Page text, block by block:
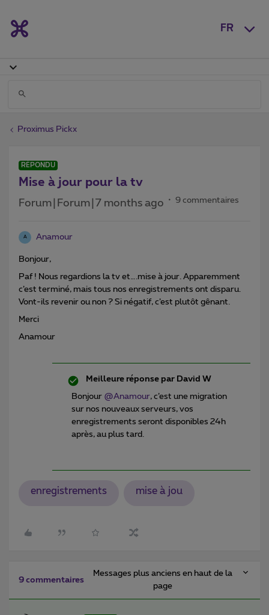
FR
Proximus Pickx
RÉPONDU
Mise à jour pour la tv
Forum|Forum|7 months ago 9 commentaires
A Anamour
Bonjour,
Paf ! Nous regardions la tv et….mise à jour. Apparemment
c’est terminé, mais tous nos enregistrements ont disparu.
Vont-ils revenir ou non ? Si négatif, c’est plutôt gênant.
Merci
Anamour
Meilleure réponse par David W
Bonjour ​ @Anamour, c’est une migration
sur nos nouveaux serveurs, vos
enregistrements seront disponibles 24h
après, au plus tard.
enregistrements mise à jou
9 commentaires
Messages plus anciens en haut de la
page